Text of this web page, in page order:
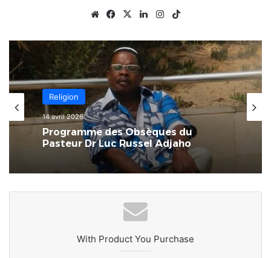
WebsiteFacebook
X LinkedinInstagram
Religion
14 avril 2026
Programme des Obsèques du
Pasteur Dr Luc Russel Adjaho
With Product You Purchase